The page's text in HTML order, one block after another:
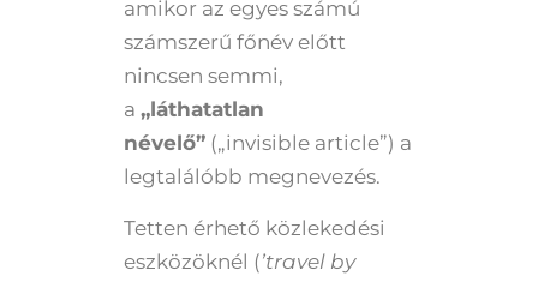
amikor az egyes számú
számszerű főnév előtt
nincsen semmi,
a „láthatatlan
névelő”(„invisible article”) a
legtalálóbb megnevezés.
Tetten érhető közlekedési
eszközöknél (’travel by